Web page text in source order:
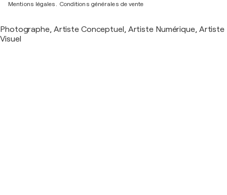
Mentions légales. Conditions générales de vente
Photographe, Artiste Conceptuel, Artiste Numérique, Artiste
Visuel